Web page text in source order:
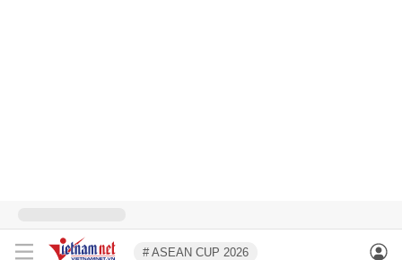
# ASEAN CUP 2026